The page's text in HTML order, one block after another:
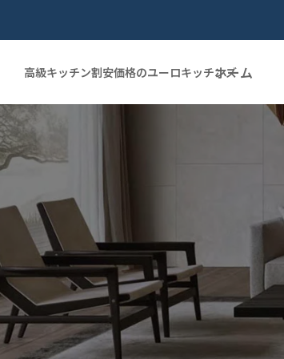
高級キッチン割安価格のユーロキッチンズ
ホーム